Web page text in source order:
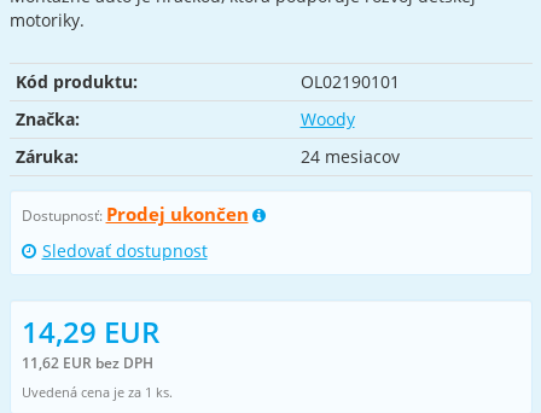
motoriky.
Kód produktu:
OL02190101
Značka:
Woody
Záruka:
24 mesiacov
Dostupnosť: Prodej ukončen
Sledovať dostupnost
14,29 EUR
11,62 EUR bez DPH
Uvedená cena je za 1 ks.